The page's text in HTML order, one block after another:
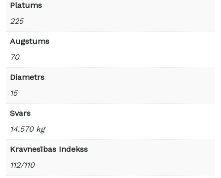
Platums
225
Augstums
70
Diametrs
15
Svars
14.570 kg
Kravnesības Indekss
112/110